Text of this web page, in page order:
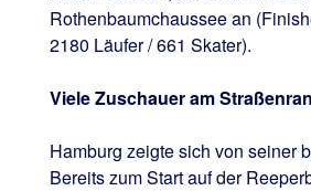
Rothenbaumchaussee an
2180 Läufer / 661 Skater).
Viele Zuschauer am
Hamburg zeigte sich von seiner
Bereits zum Start auf der